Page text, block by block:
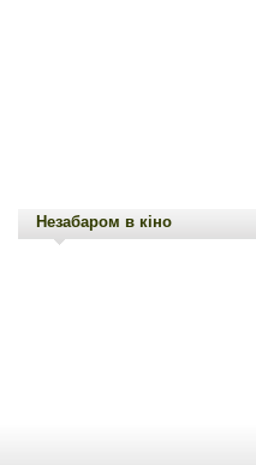
Незабаром в кіно